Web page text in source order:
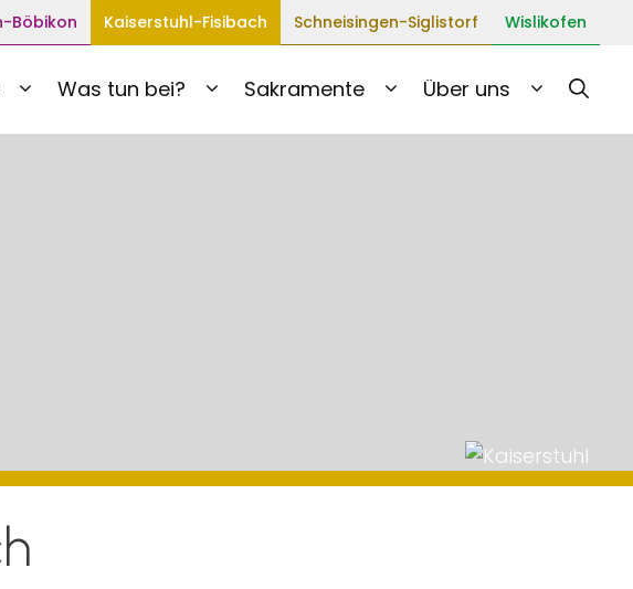
Böbikon Kaiserstuhl-Fisibach Schneisingen-Siglistorf Wislikofen
Was tun bei? Sakramente Über uns